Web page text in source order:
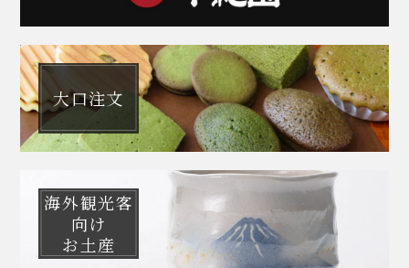
大口注文
海外観光客
向け
お土産